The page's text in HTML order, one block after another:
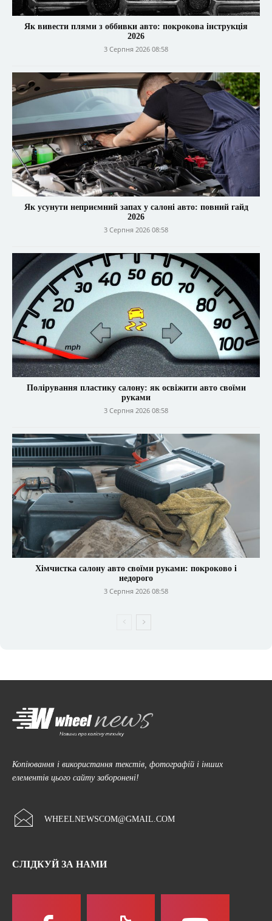
Як вивести плями з оббивки авто: покрокова інструкція
2026
3 Серпня 2026 08:58
Як усунути неприємний запах у салоні авто: повний гайд
2026
3 Серпня 2026 08:58
Полірування пластику салону: як освіжити авто своїми
руками
3 Серпня 2026 08:58
Хімчистка салону авто своїми руками: покроково і
недорого
3 Серпня 2026 08:58
Копіювання і використання текстів, фотографій і інших
елементів цього сайту заборонені!
WHEELNEWSCOM@GMAIL.COM
СЛІДКУЙ ЗА НАМИ